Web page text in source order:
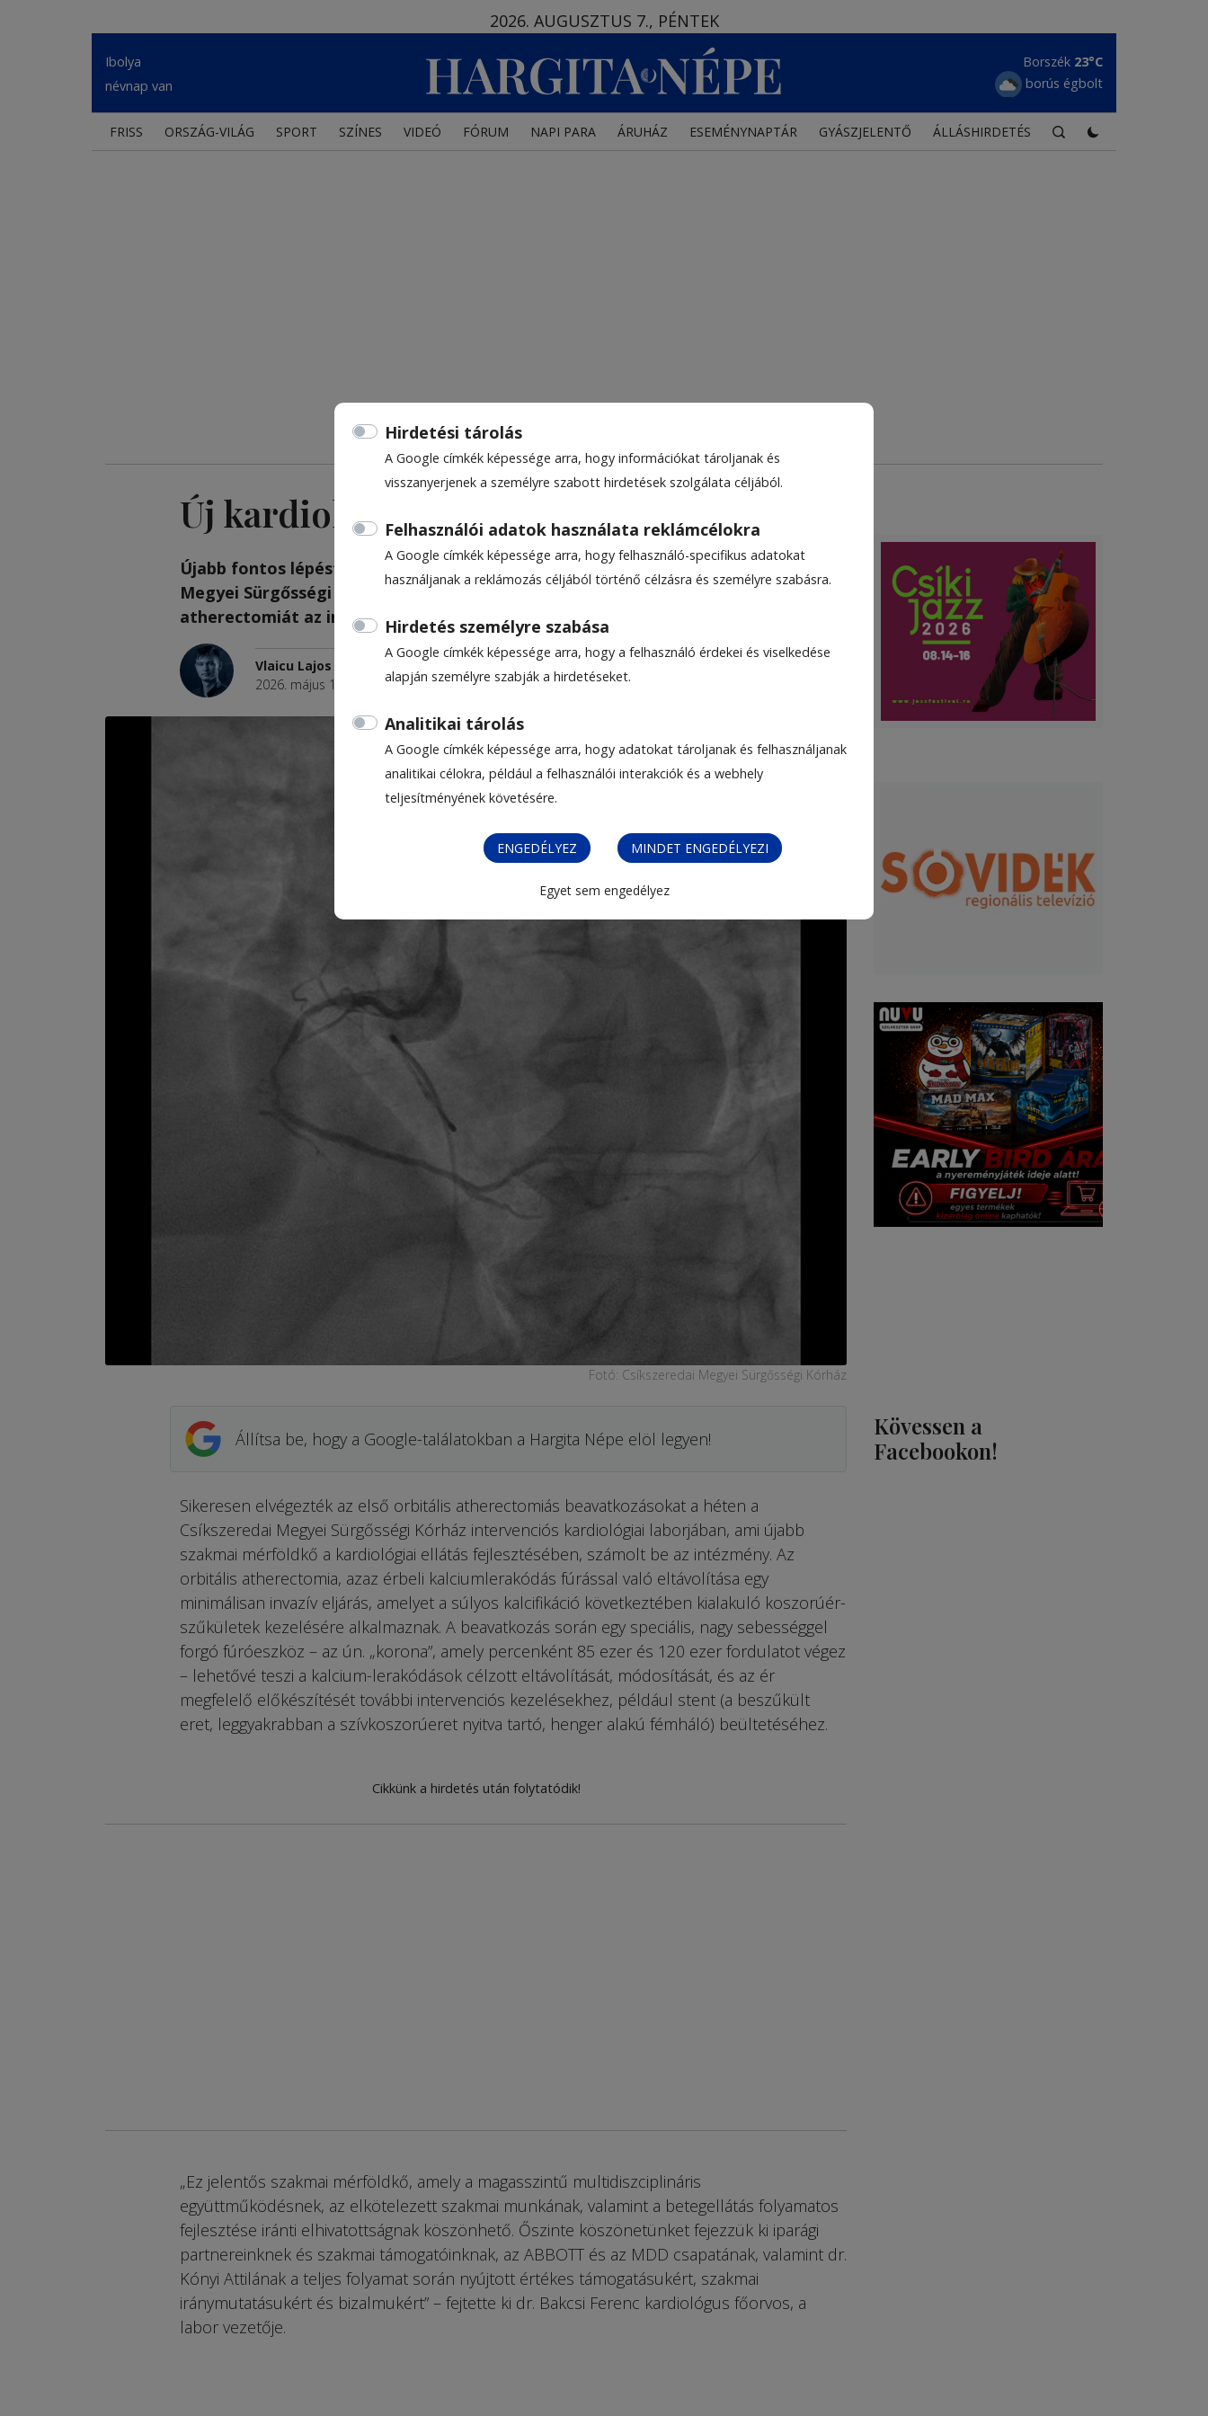
Hirdetési tárolás
A Google címkék képessége arra, hogy információkat tároljanak és
visszanyerjenek a személyre szabott hirdetések szolgálata céljából.
Felhasználói adatok használata reklámcélokra
A Google címkék képessége arra, hogy felhasználó-specifikus adatokat
használjanak a reklámozás céljából történő célzásra és személyre szabásra.
Hirdetés személyre szabása
A Google címkék képessége arra, hogy a felhasználó érdekei és viselkedése
alapján személyre szabják a hirdetéseket.
Analitikai tárolás
A Google címkék képessége arra, hogy adatokat tároljanak és felhasználjanak
analitikai célokra, például a felhasználói interakciók és a webhely
teljesítményének követésére.
ENGEDÉLYEZ MINDET ENGEDÉLYEZI
Egyet sem engedélyez
2026. AUGUSZTUS 7., PÉNTEK
Ibolya
névnap van
Borszék 23°C
borús égbolt
FRISS ORSZÁG-VILÁG SPORT SZÍNES VIDEÓ FÓRUM NAPI PARA ÁRUHÁZ ESEMÉNYNAPTÁR GYÁSZJELENTŐ ÁLLÁSHIRDETÉS
Új kardiológiai ellátás
Újabb fontos lépést tett a korszerű kardiológiai ellátás irányába a Csíkszeredai
Megyei Sürgősségi Kórház: a héten első alkalommal hajtottak végre orbitális
atherectomiát az intervenciós kardiológiai laborban.
Vlaicu Lajos
2026. május 13., 10:08
Fotó: Csíkszeredai Megyei Sürgősségi Kórház
Állítsa be, hogy a Google-találatokban a Hargita Népe elöl legyen!
Sikeresen elvégezték az első orbitális athe­rec­to­miás beavatkozásokat a héten a
Csíkszeredai Megyei Sürgősségi Kórház intervenciós kardiológiai laborjában, ami újabb
szakmai mérföldkő a kardiológiai ellátás fejlesztésében, számolt be az intézmény. Az
orbitális atherectomia, azaz érbeli kalciumlerakódás fúrással való eltávolítása egy
minimálisan invazív eljárás, amelyet a súlyos kalcifikáció következtében kialakuló koszorúér-
szűkületek kezelésére alkalmaznak. A beavatkozás során egy speciális, nagy sebességgel
forgó fúróeszköz – az ún. „korona”, amely percenként 85 ezer és 120 ezer fordulatot végez
– lehetővé teszi a kalcium-lerakódások célzott eltávolítását, módosítását, és az ér
megfelelő előkészítését további intervenciós kezelésekhez, például stent (a beszűkült
eret, leggyakrabban a szívkoszorúeret nyitva tartó, henger alakú fémháló) beültetéséhez.
Cikkünk a hirdetés után folytatódik!
„Ez jelentős szakmai mérföldkő, amely a magasszintű multidiszciplináris
együttműködésnek, az elkötelezett szakmai munkának, valamint a betegellátás folyamatos
fejlesztése iránti elhivatottságnak köszönhető. Őszinte köszönetünket fejezzük ki iparági
partnereinknek és szakmai támogatóinknak, az ABBOTT és az MDD csapatának, valamint dr.
Kónyi Attilának a teljes folyamat során nyújtott értékes támogatásukért, szakmai
iránymutatásukért és bizalmukért” – fejtette ki dr. Bakcsi Ferenc kardiológus főorvos, a
labor vezetője.
Kövessen a
Facebookon!